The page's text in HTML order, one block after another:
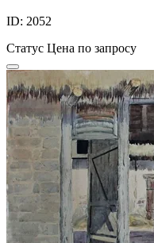
ID: 2052
Статус Цена по запросу